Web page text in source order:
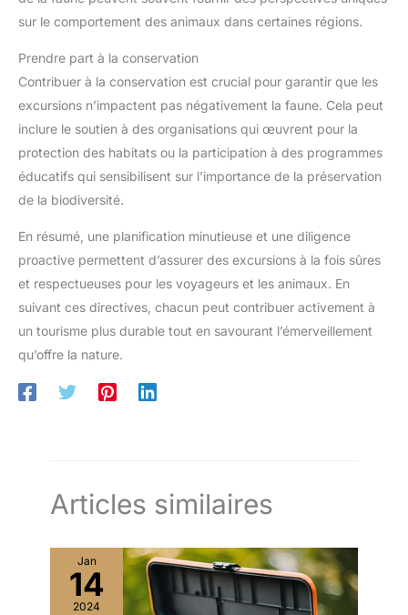
sur le comportement des animaux dans certaines régions.
Prendre part à la conservation
Contribuer à la conservation est crucial pour garantir que les
excursions n’impactent pas négativement la faune. Cela peut
inclure le soutien à des organisations qui œuvrent pour la
protection des habitats ou la participation à des programmes
éducatifs qui sensibilisent sur l’importance de la préservation
de la biodiversité.
En résumé, une planification minutieuse et une diligence
proactive permettent d’assurer des excursions à la fois sûres
et respectueuses pour les voyageurs et les animaux. En
suivant ces directives, chacun peut contribuer activement à
un tourisme plus durable tout en savourant l’émerveillement
qu’offre la nature.
Articles similaires
Jan
14
2024